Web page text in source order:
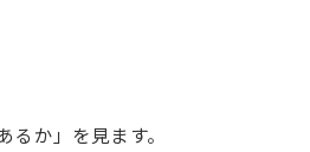
か」を見ます。